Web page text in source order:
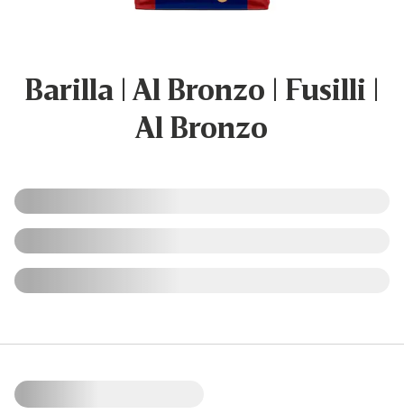
Barilla | Al Bronzo | Fusilli |
Al Bronzo